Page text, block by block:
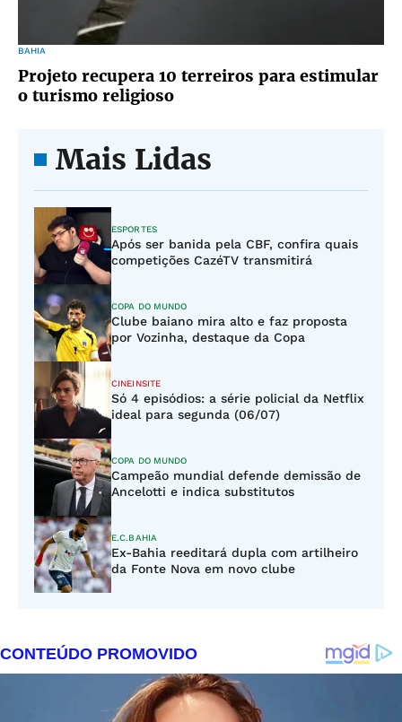
BAHIA
Projeto recupera 10 terreiros para estimular
o turismo religioso
Mais Lidas
ESPORTES
Após ser banida pela CBF, confira quais
competições CazéTV transmitirá
COPA DO MUNDO
Clube baiano mira alto e faz proposta
por Vozinha, destaque da Copa
CINEINSITE
Só 4 episódios: a série policial da Netflix
ideal para segunda (06/07)
COPA DO MUNDO
Campeão mundial defende demissão de
Ancelotti e indica substitutos
E.C.BAHIA
Ex-Bahia reeditará dupla com artilheiro
da Fonte Nova em novo clube